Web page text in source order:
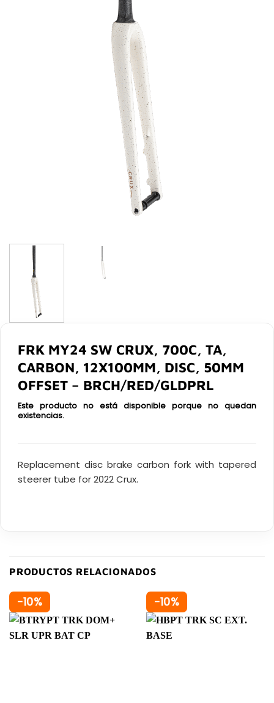
FRK MY24 SW CRUX, 700C, TA,
CARBON, 12X100MM, DISC, 50MM
OFFSET – BRCH/RED/GLDPRL
Este producto no está disponible porque no quedan
existencias.
Replacement disc brake carbon fork with tapered
steerer tube for 2022 Crux.
PRODUCTOS RELACIONADOS
-10% -10%